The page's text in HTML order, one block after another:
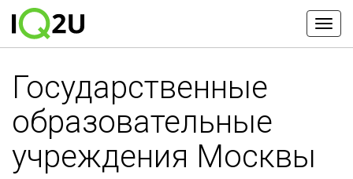
Государственные
образовательные
учреждения Москвы